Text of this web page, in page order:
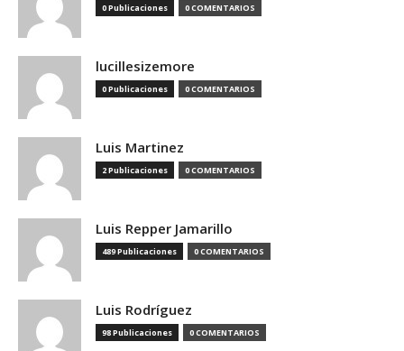
0 Publicaciones 0 COMENTARIOS
lucillesizemore
0 Publicaciones 0 COMENTARIOS
Luis Martinez
2 Publicaciones 0 COMENTARIOS
Luis Repper Jamarillo
489 Publicaciones 0 COMENTARIOS
Luis Rodríguez
98 Publicaciones 0 COMENTARIOS